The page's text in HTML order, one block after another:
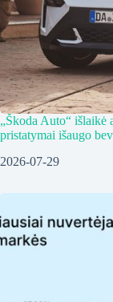
„Škoda Auto“ išlaikė
pristatymai išaugo
2026-07-29